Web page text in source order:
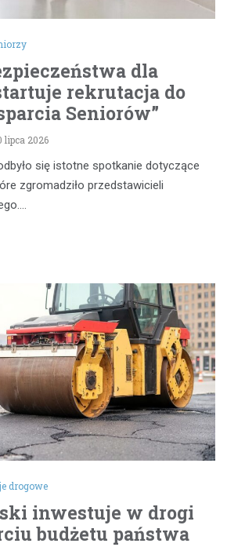
dla
rekrutacja do
Seniorów”
lipca 2026
się istotne spotkanie dotyczące
zgromadziło przedstawicieli
drogowe
inwestuje w drogi
budżetu państwa